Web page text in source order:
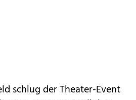
schlug der Theater-Event